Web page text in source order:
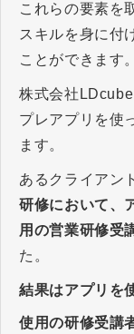
これらの要素を
スキルを身に付
ことができます。
株式会社
プレアプリを使
ます。
あるクライアン
研修において、
用の営業研修受
た。
結果はアプリを
使用の研修受講